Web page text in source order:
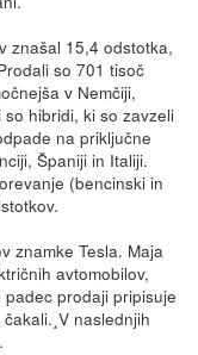
znašal 15,4 odstotka,
so 701 tisoč
v Nemčiji,
hibridi, ki so zavzeli
na priključne
Španiji in Italiji.
(bencinski in
znamke Tesla. Maja
avtomobilov,
prodaji pripisuje
naslednjih